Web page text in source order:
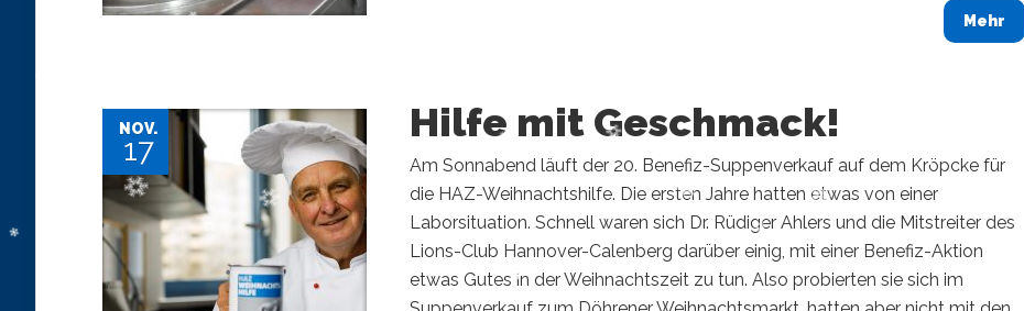
Mehr
NOV.
17
Hilfe mit Geschmack!
Am Sonnabend läuft der 20. Benefiz-Suppenverkauf auf dem Kröpcke für
die HAZ-Weihnachtshilfe. Die ersten Jahre hatten etwas von einer
Laborsituation. Schnell waren sich Dr. Rüdiger Ahlers und die Mitstreiter des
Lions-Club Hannover-Calenberg darüber einig, mit einer Benefiz-Aktion
etwas Gutes in der Weihnachtszeit zu tun. Also probierten sie sich im